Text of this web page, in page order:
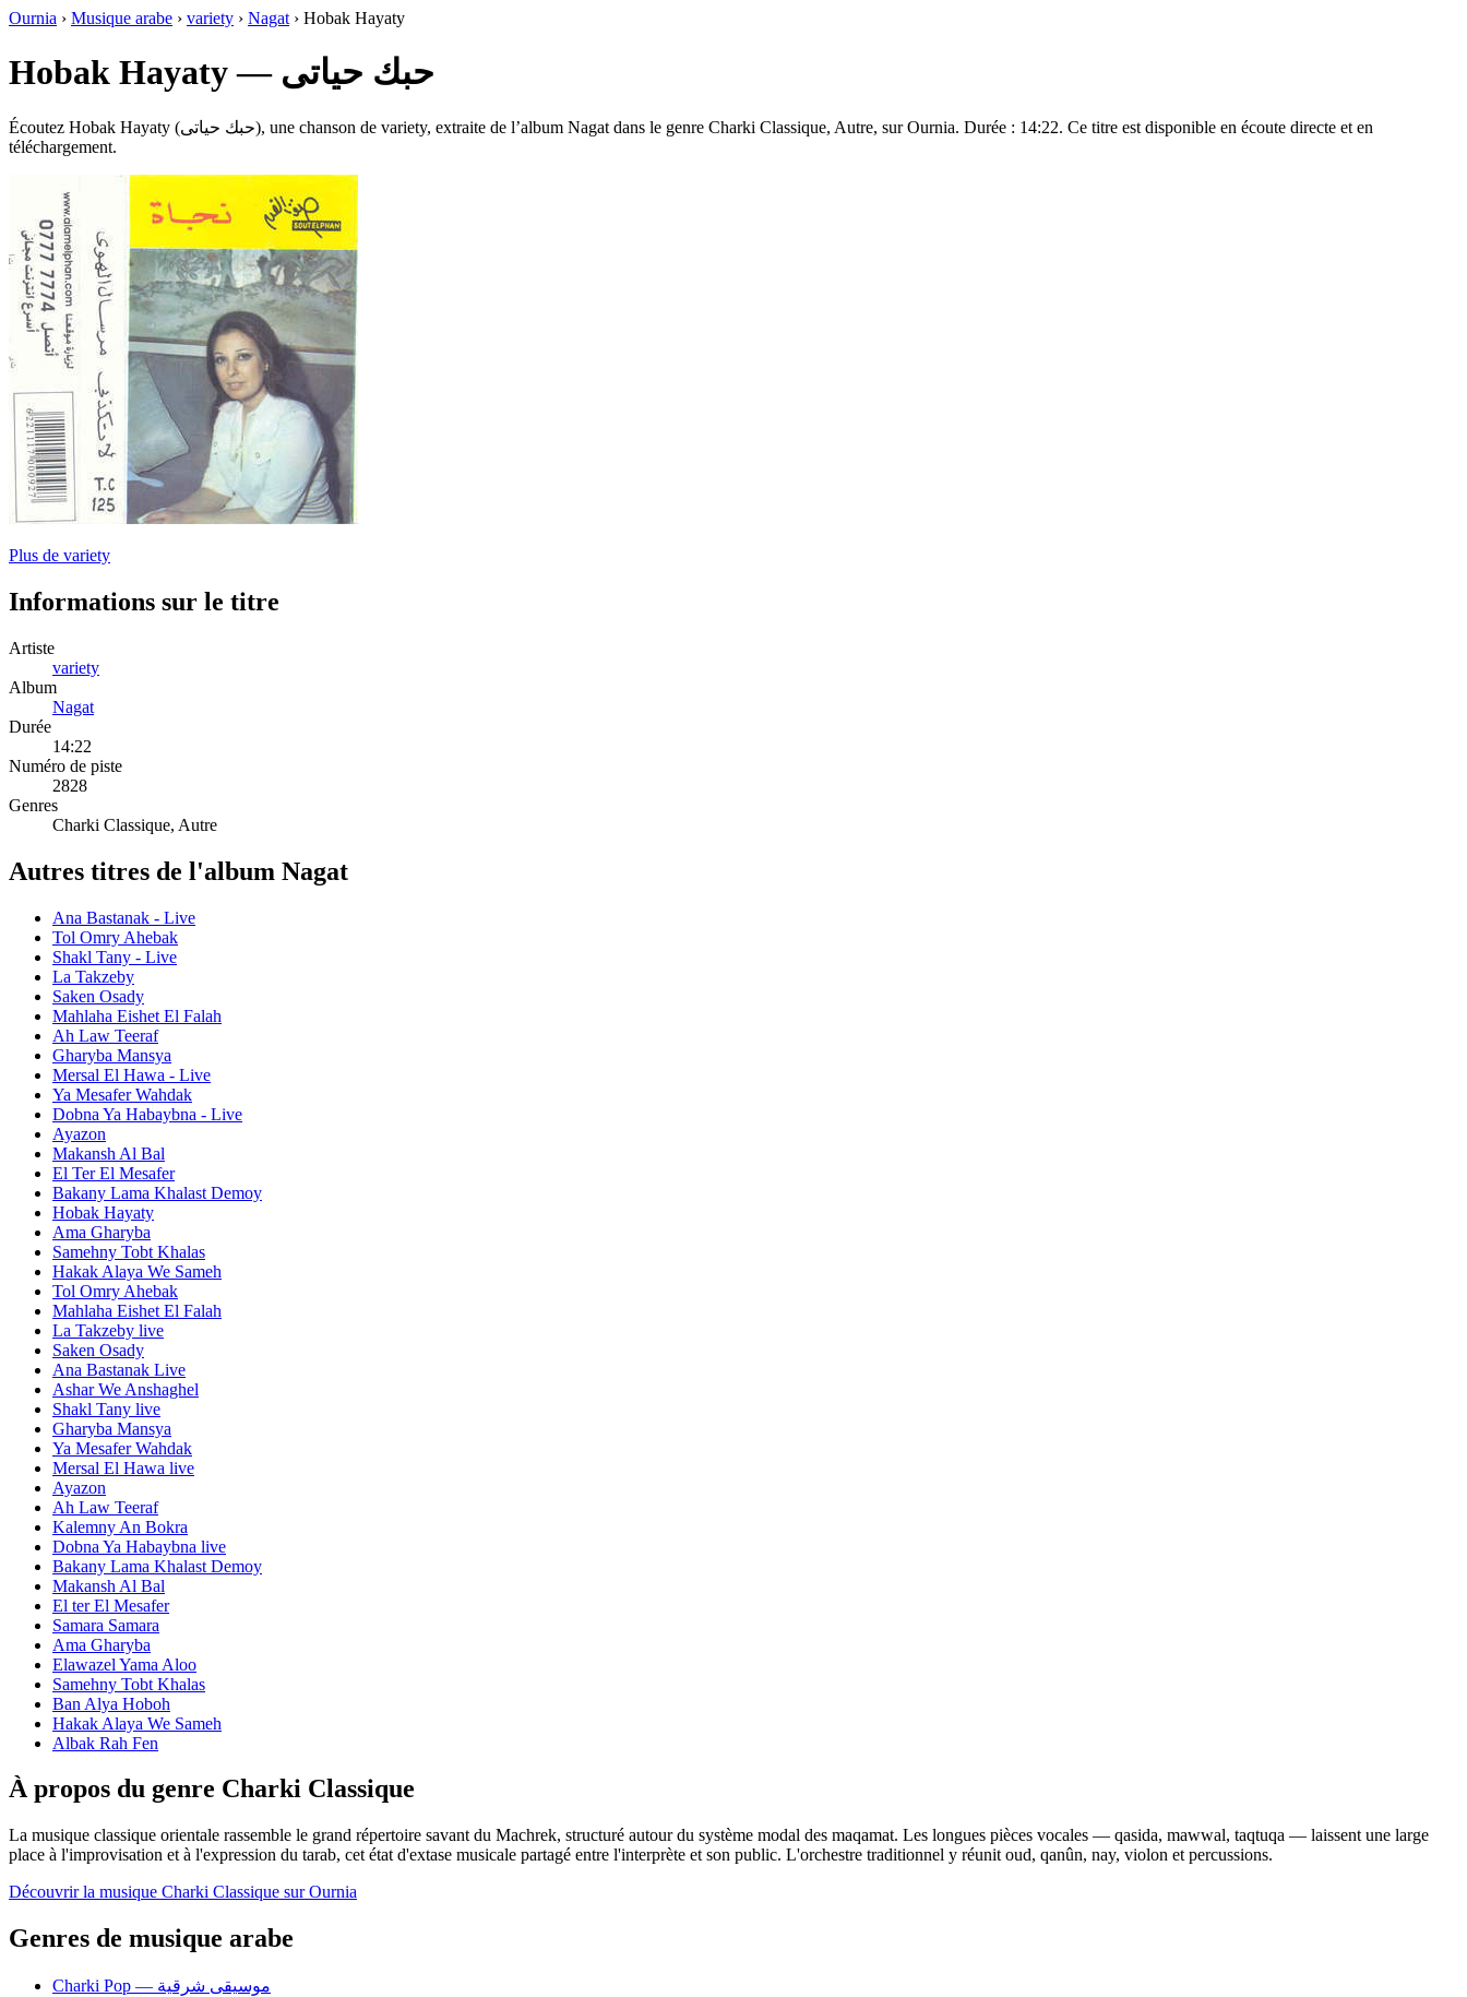
Ournia › Musique arabe › variety › Nagat › Hobak Hayaty
Hobak Hayaty — حبك حياتى
Écoutez Hobak Hayaty (حبك حياتى), une chanson de variety, extraite de l’album Nagat dans le genre Charki Classique, Autre, sur Ournia. Durée : 14:22. Ce titre est disponible en écoute directe et en
téléchargement.
Plus de variety
Informations sur le titre
Artiste
variety
Album
Nagat
Durée
14:22
Numéro de piste
2828
Genres
Charki Classique, Autre
Autres titres de l'album Nagat
Ana Bastanak - Live
Tol Omry Ahebak
Shakl Tany - Live
La Takzeby
Saken Osady
Mahlaha Eishet El Falah
Ah Law Teeraf
Gharyba Mansya
Mersal El Hawa - Live
Ya Mesafer Wahdak
Dobna Ya Habaybna - Live
Ayazon
Makansh Al Bal
El Ter El Mesafer
Bakany Lama Khalast Demoy
Hobak Hayaty
Ama Gharyba
Samehny Tobt Khalas
Hakak Alaya We Sameh
Tol Omry Ahebak
Mahlaha Eishet El Falah
La Takzeby live
Saken Osady
Ana Bastanak Live
Ashar We Anshaghel
Shakl Tany live
Gharyba Mansya
Ya Mesafer Wahdak
Mersal El Hawa live
Ayazon
Ah Law Teeraf
Kalemny An Bokra
Dobna Ya Habaybna live
Bakany Lama Khalast Demoy
Makansh Al Bal
El ter El Mesafer
Samara Samara
Ama Gharyba
Elawazel Yama Aloo
Samehny Tobt Khalas
Ban Alya Hoboh
Hakak Alaya We Sameh
Albak Rah Fen
À propos du genre Charki Classique
La musique classique orientale rassemble le grand répertoire savant du Machrek, structuré autour du système modal des maqamat. Les longues pièces vocales — qasida, mawwal, taqtuqa — laissent une large
place à l'improvisation et à l'expression du tarab, cet état d'extase musicale partagé entre l'interprète et son public. L'orchestre traditionnel y réunit oud, qanûn, nay, violon et percussions.
Découvrir la musique Charki Classique sur Ournia
Genres de musique arabe
Charki Pop — موسيقى شرقية